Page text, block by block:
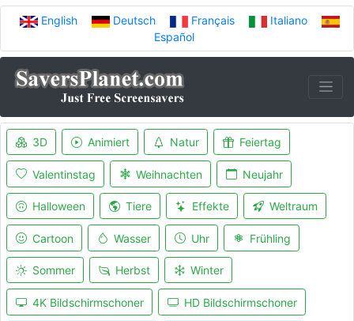
English Deutsch Français
Italiano
Español
3D Animiert Natur Feiertag
Valentinstag Weihnachten Neujahr
Halloween Tiere Effekte Weltraum
Cartoon Wasser Uhr Frühling
Sommer Herbst Winter
4K Bildschirmschoner HD Bildschirmschoner